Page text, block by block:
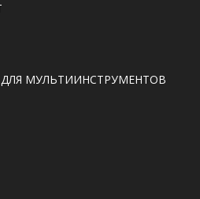
МУЛЬТИИНСТРУМЕНТОВ